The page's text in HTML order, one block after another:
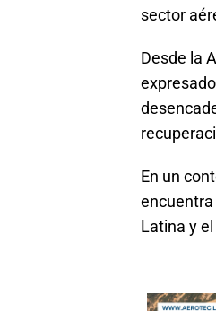
sector
Desde la
En un
Latina y